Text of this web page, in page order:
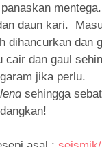
mentega.
daun kari.
dihancurkan dan
cair dan gaul
jika perlu.
sehingga